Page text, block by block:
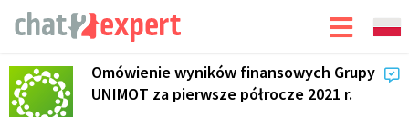
Omówienie wyników finansowych Grupy
UNIMOT za pierwsze półrocze 2021 r.